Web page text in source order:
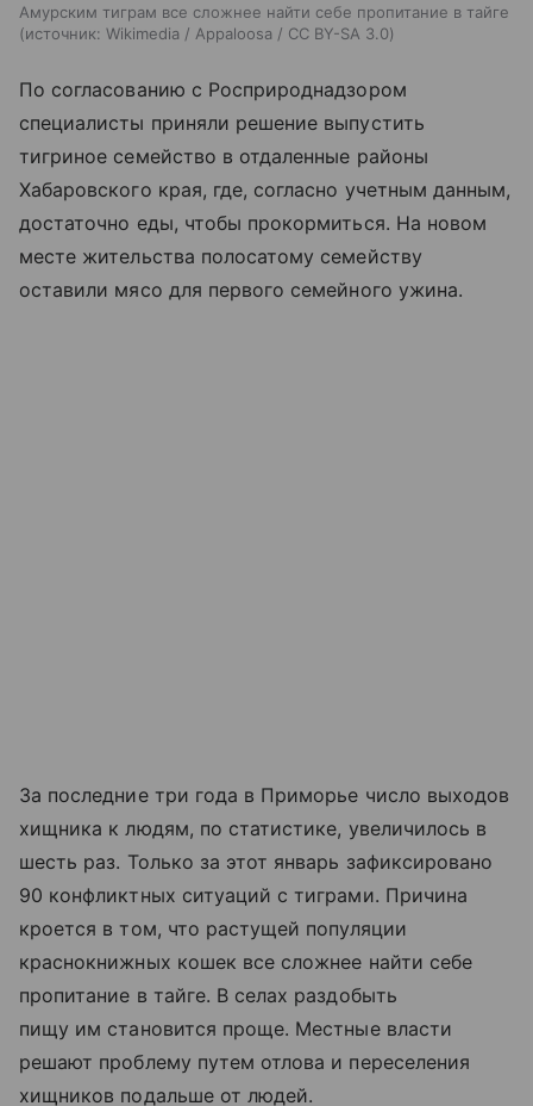
Амурским тиграм все сложнее найти себе пропитание в тайге
источник: Wikimedia / Appaloosa / CC BY-SA 3.0
По согласованию с Росприроднадзором
специалисты приняли решение выпустить
тигриное семейство в отдаленные районы
Хабаровского края, где, согласно учетным данным,
достаточно еды, чтобы прокормиться. На новом
месте жительства полосатому семейству
оставили мясо для первого семейного ужина.
За последние три года в Приморье число выходов
хищника к людям, по статистике, увеличилось в
шесть раз. Только за этот январь зафиксировано
90 конфликтных ситуаций с тиграми. Причина
кроется в том, что растущей популяции
краснокнижных кошек все сложнее найти себе
пропитание в тайге. В селах раздобыть
пищу им становится проще. Местные власти
решают проблему путем отлова и переселения
хищников подальше от людей.